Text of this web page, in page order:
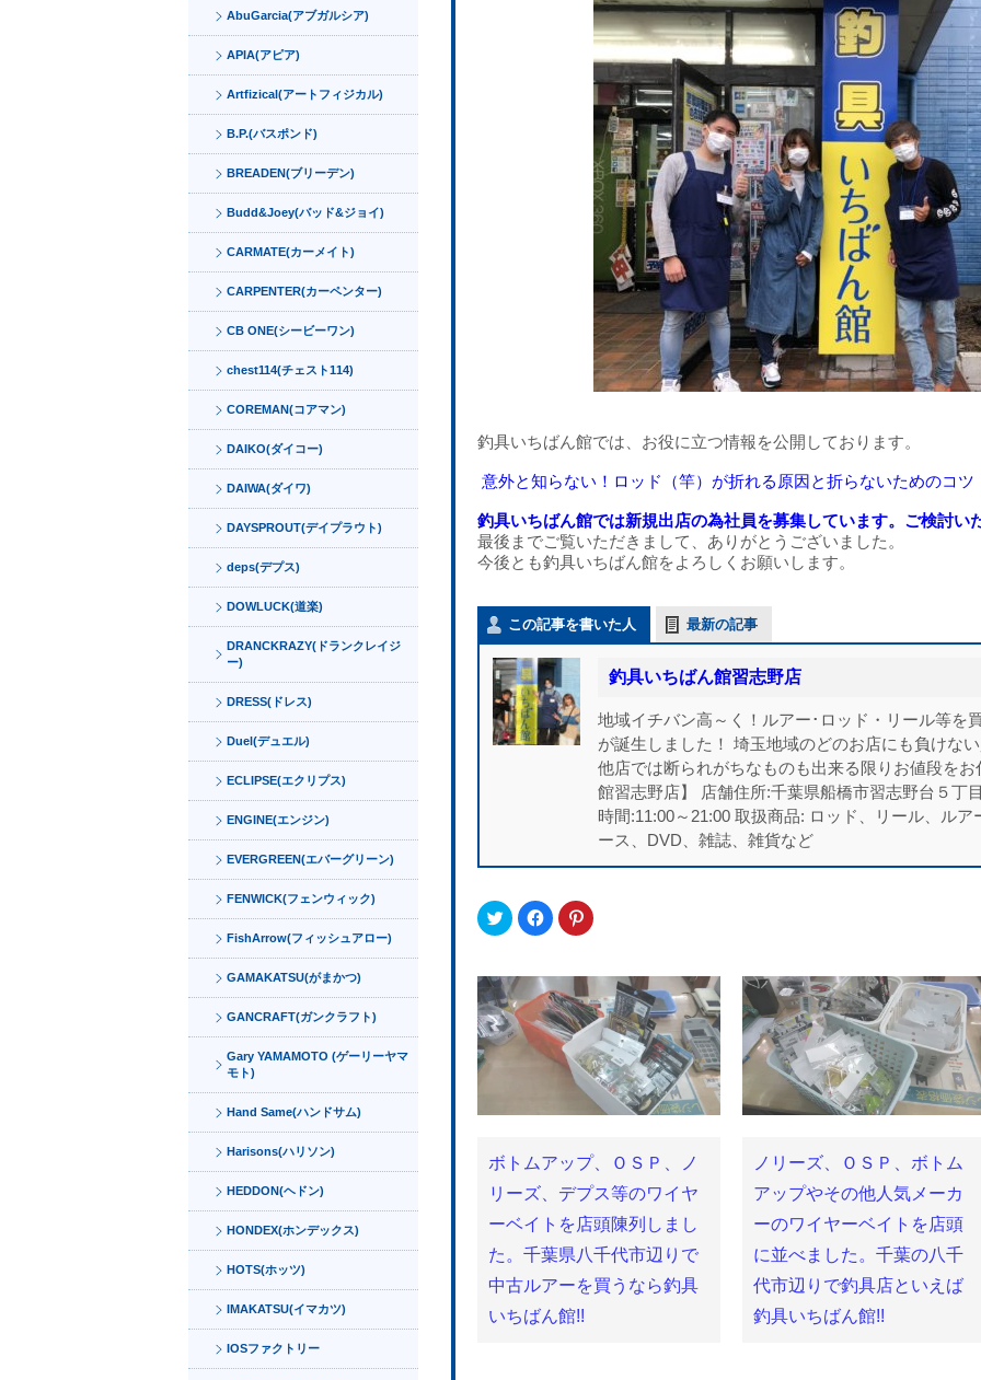
釣具いちばん館では、お役に立つ情報を公開しております。
意外と知らない！ロッド（竿）が折れる原因と折らないためのコツ
釣具いちばん館では新規出店の為社員を募集しています。ご検討い
最後までご覧いただきまして、ありがとうございました。
今後とも釣具いちばん館をよろしくお願いします。
この記事を書いた人 最新の記事
釣具いちばん館習志野店
地域イチバン高～く！ルアー･ロッド・リール等を
が誕生しました！ 埼玉地域のどのお店にも負けな
他店では断られがちなものも出来る限りお値段を
館習志野店】 店舗住所:千葉県船橋市習志野台５丁
時間:11:00～21:00 取扱商品: ロッド、リール、ル
ース、DVD、雑誌、雑貨など
ク
リ
て
Twitter
で
共
有
(新
ン
開
き
ま
Facebook
で
る
に
は
ク
リ
ッ
ク
だ
し
ィ
ン
ド
ウ
で
開
き
ま
す)
ク
リ
て
Pinterest
で
共
有
(新
し
い
ウ
ィ
ン
で
開
き
ま
す)
ボトムアップ、ＯＳＰ、ノ
リーズ、デプス等のワイヤ
ーベイトを店頭陳列しまし
た。千葉県八千代市辺りで
中古ルアーを買うなら釣具
いちばん館!!
ノリーズ、ＯＳＰ、ボトム
アップやその他人気メーカ
ーのワイヤーベイトを店頭
に並べました。千葉の八千
代市辺りで釣具店といえば
釣具いちばん館!!
AbuGarcia(アブガルシア)
APIA(アピア)
Artfizical(アートフィジカル)
B.P.(バスポンド)
BREADEN(ブリーデン)
Budd&Joey(バッド&ジョイ)
CARMATE(カーメイト)
CARPENTER(カーペンター)
CB ONE(シービーワン)
chest114(チェスト114)
COREMAN(コアマン)
DAIKO(ダイコー)
DAIWA(ダイワ)
DAYSPROUT(デイプラウト)
deps(デプス)
DOWLUCK(道楽)
DRANCKRAZY(ドランクレイジ
ー)
DRESS(ドレス)
Duel(デュエル)
ECLIPSE(エクリプス)
ENGINE(エンジン)
EVERGREEN(エバーグリーン)
FENWICK(フェンウィック)
FishArrow(フィッシュアロー)
GAMAKATSU(がまかつ)
GANCRAFT(ガンクラフト)
Gary YAMAMOTO (ゲーリーヤマ
モト)
Hand Same(ハンドサム)
Harisons(ハリソン)
HEDDON(ヘドン)
HONDEX(ホンデックス)
HOTS(ホッツ)
IMAKATSU(イマカツ)
IOSファクトリー